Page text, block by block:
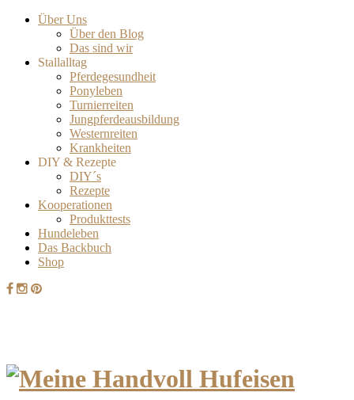
Über Uns
Über den Blog
Das sind wir
Stallalltag
Pferdegesundheit
Ponyleben
Turnierreiten
Jungpferdeausbildung
Westernreiten
Krankheiten
DIY & Rezepte
DIY´s
Rezepte
Kooperationen
Produkttests
Hundeleben
Das Backbuch
Shop